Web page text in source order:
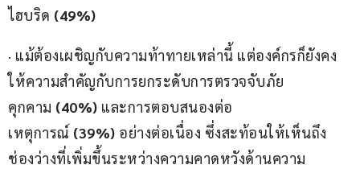
ไฮบริด (49%)
· แม้ต้องเผชิญกับความท้าทายเหล่านี้ แต่องค์กรก็ยังคง
ให้ความสำคัญกับการยกระดับการตรวจจับภัย
คุกคาม (40%) และการตอบสนองต่อ
เหตุการณ์ (39%) อย่างต่อเนื่อง ซึ่งสะท้อนให้เห็นถึง
ช่องว่างที่เพิ่มขึ้นระหว่างความคาดหวังด้านความ